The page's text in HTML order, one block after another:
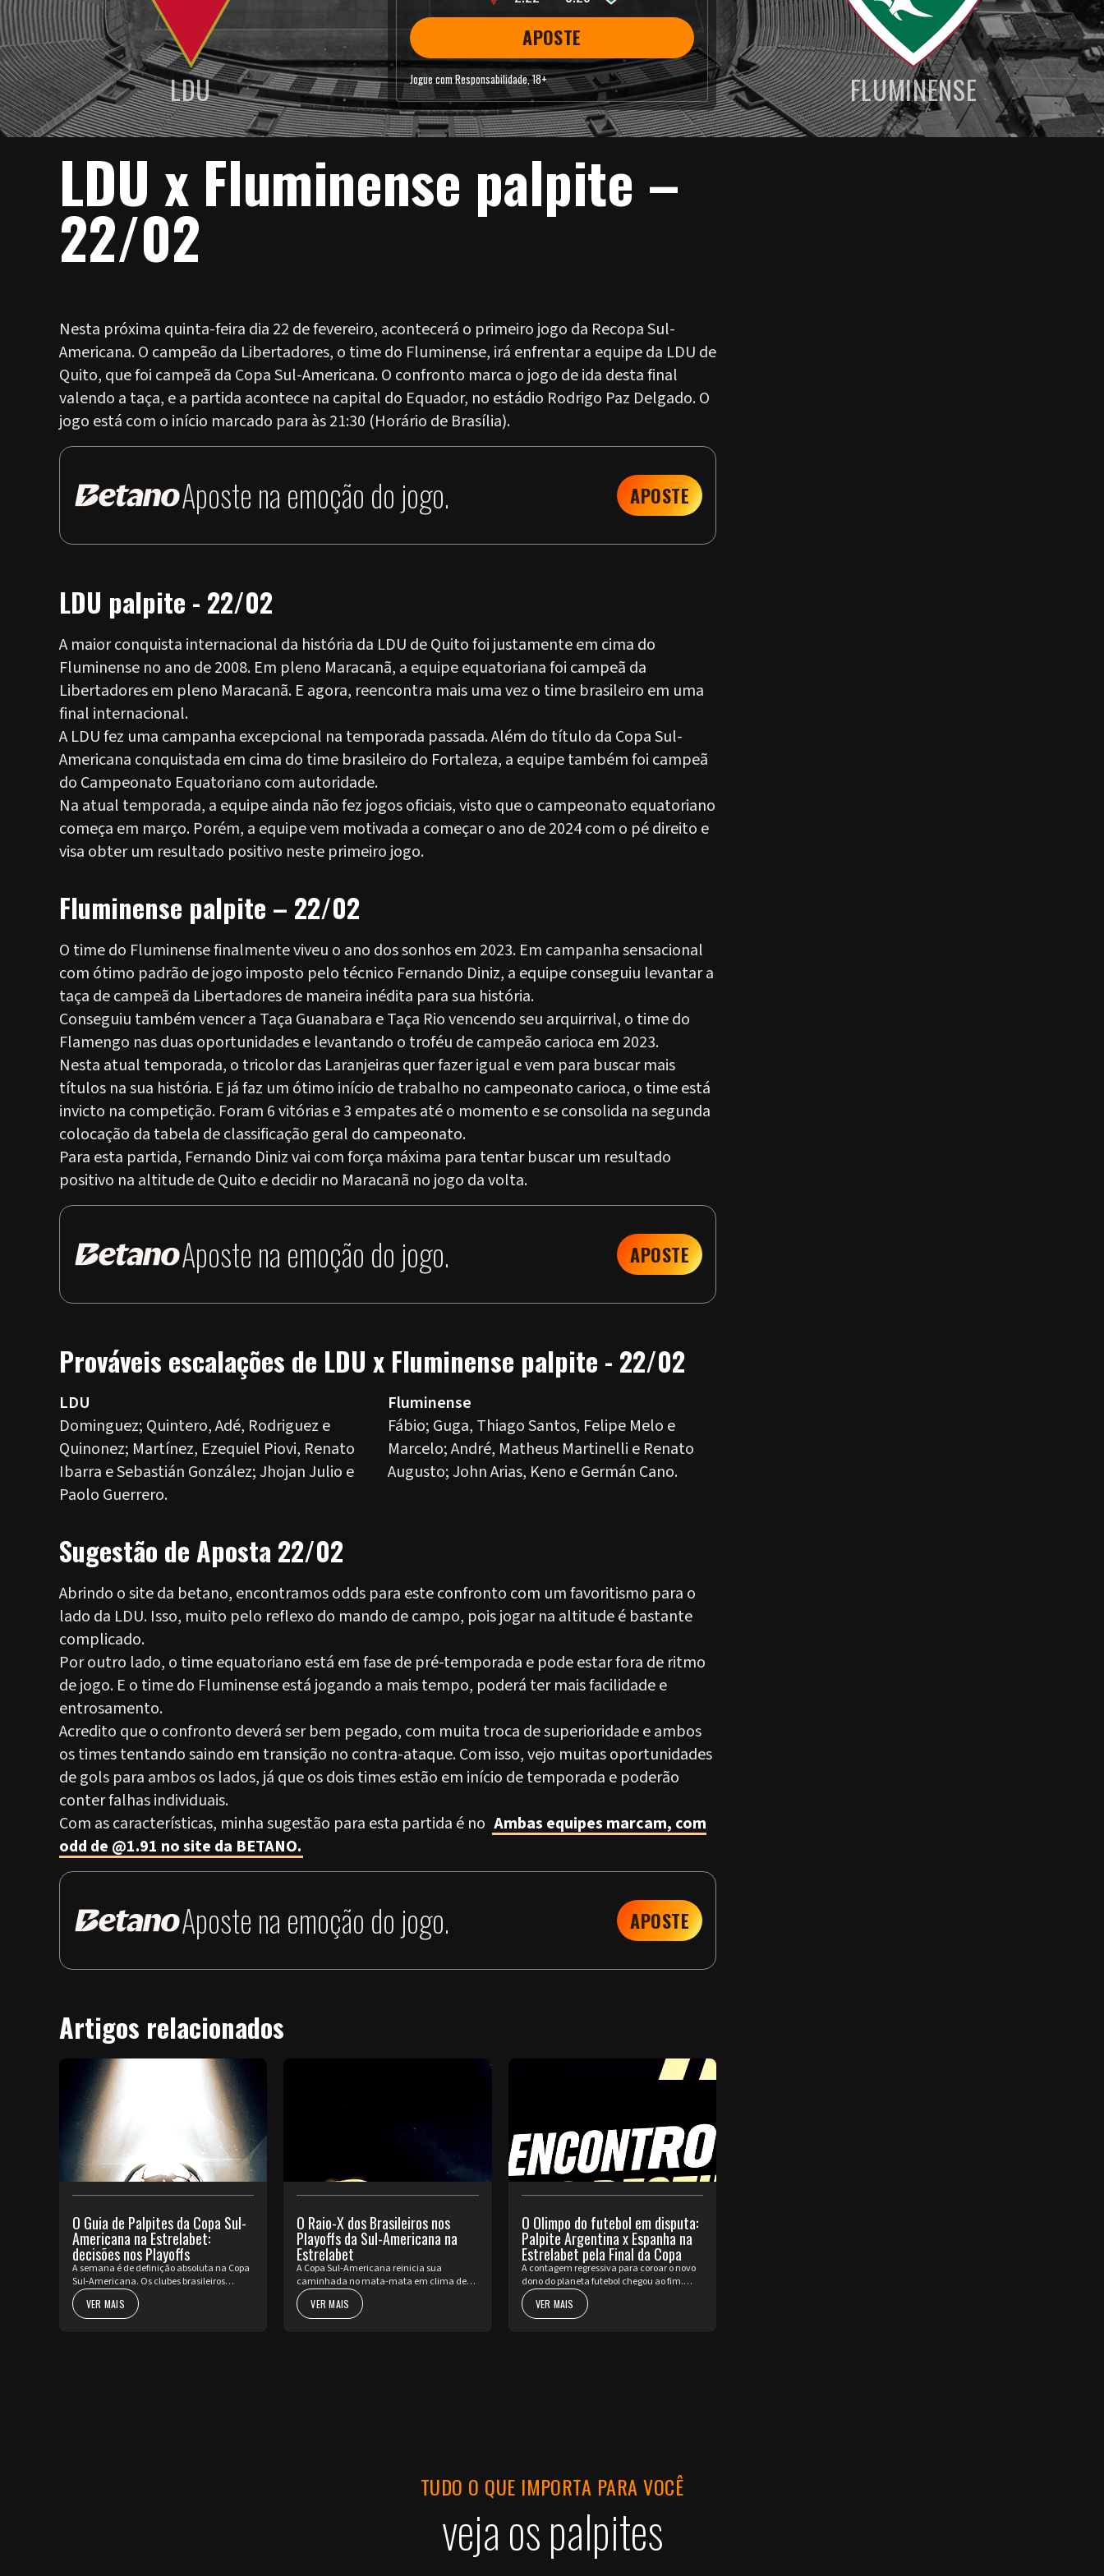
LDU
APOSTE
Jogue com Responsabilidade, 18+ FLUMINENSE
LDU x Fluminense palpite –
22/02
Nesta próxima quinta-feira dia 22 de fevereiro, acontecerá o primeiro jogo da Recopa Sul-
Americana. O campeão da Libertadores, o time do Fluminense, irá enfrentar a equipe da LDU de
Quito, que foi campeã da Copa Sul-Americana. O confronto marca o jogo de ida desta final
valendo a taça, e a partida acontece na capital do Equador, no estádio Rodrigo Paz Delgado. O
jogo está com o início marcado para às 21:30 (Horário de Brasília).
Aposte na emoção do jogo. APOSTE
LDU palpite - 22/02
A maior conquista internacional da história da LDU de Quito foi justamente em cima do
Fluminense no ano de 2008. Em pleno Maracanã, a equipe equatoriana foi campeã da
Libertadores em pleno Maracanã. E agora, reencontra mais uma vez o time brasileiro em uma
final internacional.
A LDU fez uma campanha excepcional na temporada passada. Além do título da Copa Sul-
Americana conquistada em cima do time brasileiro do Fortaleza, a equipe também foi campeã
do Campeonato Equatoriano com autoridade.
Na atual temporada, a equipe ainda não fez jogos oficiais, visto que o campeonato equatoriano
começa em março. Porém, a equipe vem motivada a começar o ano de 2024 com o pé direito e
visa obter um resultado positivo neste primeiro jogo.
Fluminense palpite – 22/02
O time do Fluminense finalmente viveu o ano dos sonhos em 2023. Em campanha sensacional
com ótimo padrão de jogo imposto pelo técnico Fernando Diniz, a equipe conseguiu levantar a
taça de campeã da Libertadores de maneira inédita para sua história.
Conseguiu também vencer a Taça Guanabara e Taça Rio vencendo seu arquirrival, o time do
Flamengo nas duas oportunidades e levantando o troféu de campeão carioca em 2023.
Nesta atual temporada, o tricolor das Laranjeiras quer fazer igual e vem para buscar mais
títulos na sua história. E já faz um ótimo início de trabalho no campeonato carioca, o time está
invicto na competição. Foram 6 vitórias e 3 empates até o momento e se consolida na segunda
colocação da tabela de classificação geral do campeonato.
Para esta partida, Fernando Diniz vai com força máxima para tentar buscar um resultado
positivo na altitude de Quito e decidir no Maracanã no jogo da volta.
Aposte na emoção do jogo. APOSTE
Prováveis escalações de LDU x Fluminense palpite - 22/02
LDU
Dominguez; Quintero, Adé, Rodriguez e
Quinonez; Martínez, Ezequiel Piovi, Renato
Ibarra e Sebastián González; Jhojan Julio e
Paolo Guerrero.
Fluminense
Fábio; Guga, Thiago Santos, Felipe Melo e
Marcelo; André, Matheus Martinelli e Renato
Augusto; John Arias, Keno e Germán Cano.
Sugestão de Aposta 22/02
Abrindo o site da betano, encontramos odds para este confronto com um favoritismo para o
lado da LDU. Isso, muito pelo reflexo do mando de campo, pois jogar na altitude é bastante
complicado.
Por outro lado, o time equatoriano está em fase de pré-temporada e pode estar fora de ritmo
de jogo. E o time do Fluminense está jogando a mais tempo, poderá ter mais facilidade e
entrosamento.
Acredito que o confronto deverá ser bem pegado, com muita troca de superioridade e ambos
os times tentando saindo em transição no contra-ataque. Com isso, vejo muitas oportunidades
de gols para ambos os lados, já que os dois times estão em início de temporada e poderão
conter falhas individuais.
Com as características, minha sugestão para esta partida é no Ambas equipes marcam, com
odd de @1.91 no site da BETANO.
Aposte na emoção do jogo. APOSTE
Artigos relacionados
O Guia de Palpites da Copa Sul-
Americana na Estrelabet:
decisões nos Playoffs
A semana é de definição absoluta na Copa
Sul-Americana. Os clubes brasileiros
vestem a armadura para decidir o futuro
no torneio internacional diante da sua
torcida, valendo a cobiçada vaga nas oi...
VER MAIS
O Raio-X dos Brasileiros nos
Playoffs da Sul-Americana na
Estrelabet
A Copa Sul-Americana reinicia sua
caminhada no mata-mata em clima de
pura decisão. Passada a pausa da Copa do
Mundo, o continente volta a pulsar com as
partidas de ida da fase de Playoffs. Quatro
VER MAIS
O Olimpo do futebol em disputa:
Palpite Argentina x Espanha na
Estrelabet pela Final da Copa
A contagem regressiva para coroar o novo
dono do planeta futebol chegou ao fim.
Neste domingo, 19 de julho, a Copa do
Mundo da FIFA 2026™ apresenta o seu ato
mais nobre e aguardado. Argentina e
VER MAIS
TUDO O QUE IMPORTA PARA VOCÊ
veja os palpites